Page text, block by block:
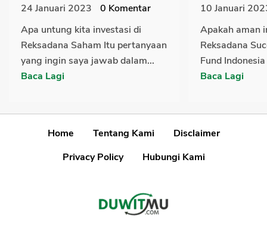
24 Januari 2023 0 Komentar
Apa untung kita investasi di
Reksadana Saham Itu pertanyaan
yang ingin saya jawab dalam...
Baca Lagi
10 Januari
Apakah aman
Reksadana
Fund
Baca Lagi
Home Tentang Kami
Disclaimer
Privacy Policy
Hubungi Kami